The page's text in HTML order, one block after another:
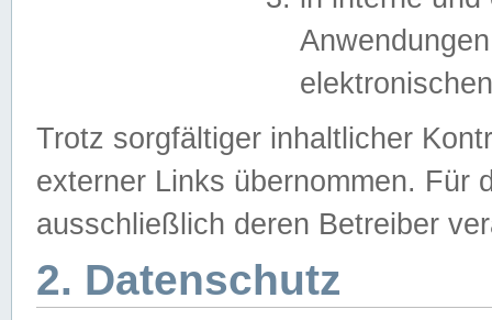
Trotz sorgfältiger inhaltlicher
externer Links übernommen. Für
ausschließlich deren Betreiber
2. Datenschutz